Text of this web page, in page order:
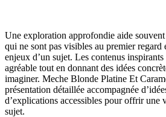
Une exploration approfondie aide
qui ne sont pas visibles au premier regard
enjeux d’un sujet. Les contenus
agréable tout en donnant des idées
imaginer. Meche Blonde Platine Et
présentation détaillée accompagnée
d’explications accessibles pour offrir une
sujet.